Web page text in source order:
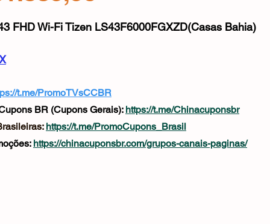
5 estrelas.
FHD Wi-Fi Tizen LS43F6000FGXZD(Casas Bahia)
t.me/PromoTVsCCBR
BR (Cupons Gerais): https://t.me/Chinacuponsbr
https://t.me/PromoCupons_Brasil
https://chinacuponsbr.com/grupos-canais-paginas/